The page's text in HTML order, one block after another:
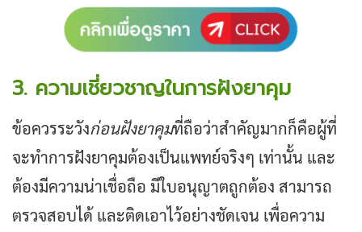
3. ความเชี่ยวชาญในการฝังยาคุม
ข้อควรระวังก่อนฝังยาคุมที่ถือว่าสำคัญมากก็คือผู้ที่
จะทำการฝังยาคุมต้องเป็นแพทย์จริงๆ เท่านั้น และ
ต้องมีความน่าเชื่อถือ มีใบอนุญาตถูกต้อง สามารถ
ตรวจสอบได้ และติดเอาไว้อย่างชัดเจน เพื่อความ